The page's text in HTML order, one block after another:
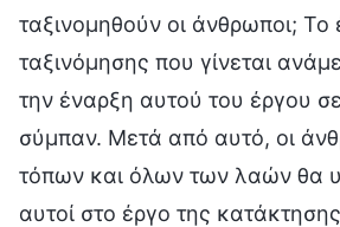
ταξινομηθούν οι άνθρωποι; Το
ταξινόμησης που γίνεται
την έναρξη αυτού του έργου
σύμπαν. Μετά από αυτό, οι
τόπων και όλων των λαών θα
αυτοί στο έργο της